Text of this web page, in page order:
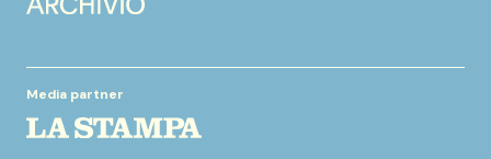
Media partner